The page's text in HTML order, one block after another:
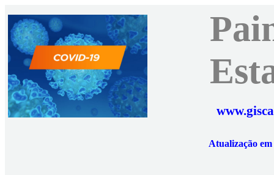
Atualização